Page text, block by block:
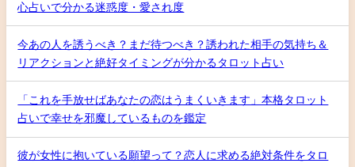
心占いで分かる迷惑度・愛され度
今あの人を誘うべき？まだ待つべき？誘われた相手の気持ち＆
リアクションと絶好タイミングが分かるタロット占い
「これを手放せばあなたの恋はうまくいきます」本格タロット
占いで幸せを邪魔しているものを鑑定
彼が女性に抱いている願望って？恋人に求める絶対条件をタロ